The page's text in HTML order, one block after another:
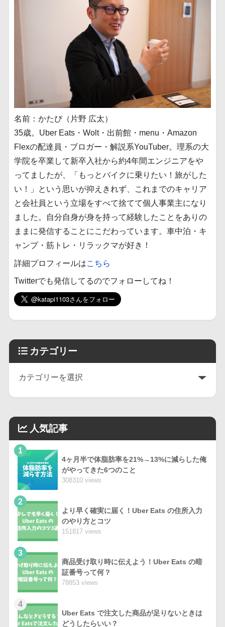
名前：かたぴ（片野 広太）
35歳。Uber Eats・Wolt・出前館・menu・Amazon
Flexの配達員・ブロガー・解説系YouTuber。理系の大
学院を卒業して新卒入社から約4年間エンジニアをや
ってましたが、「もっとバイクに乗りたい！旅がした
い！」という思いが抑えきれず、これまでのキャリア
と会社員という立場をすべて捨てて個人事業主になり
ました。自分自身が身を持って経験したことをありの
ままに発信することにこだわっています。車中泊・キ
ャンプ・筋トレ・リラックマが好き！
詳細プロフィールはこちら
Twitterでも発信してるのでフォローしてね！
カテゴリー
人気記事
1
4ヶ月半で体脂肪率を21%→13%に減らした俺
がやってきた6つのこと
308310 views
2
より早く確実に届く！Uber Eats の住所入力
のやり方とコツ
151817 views
3
商品受け取り時に伝えよう！Uber Eats の暗
証番号って何？
78853 views
4
Uber Eats で注文した商品が足りないときは
どうしたらいい？